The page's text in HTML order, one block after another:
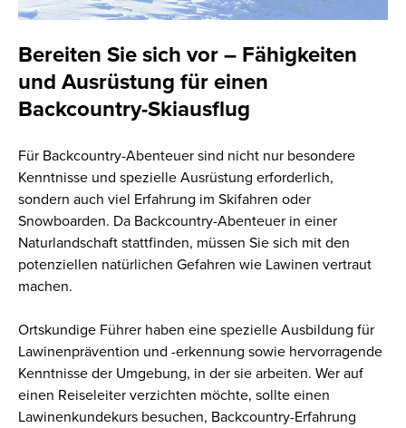
Bereiten Sie sich vor – Fähigkeiten
und Ausrüstung für einen
Backcountry-Skiausflug
Für Backcountry-Abenteuer sind nicht nur besondere
Kenntnisse und spezielle Ausrüstung erforderlich,
sondern auch viel Erfahrung im Skifahren oder
Snowboarden. Da Backcountry-Abenteuer in einer
Naturlandschaft stattfinden, müssen Sie sich mit den
potenziellen natürlichen Gefahren wie Lawinen vertraut
machen.
Ortskundige Führer haben eine spezielle Ausbildung für
Lawinenprävention und -erkennung sowie hervorragende
Kenntnisse der Umgebung, in der sie arbeiten. Wer auf
einen Reiseleiter verzichten möchte, sollte einen
Lawinenkundekurs besuchen, Backcountry-Erfahrung